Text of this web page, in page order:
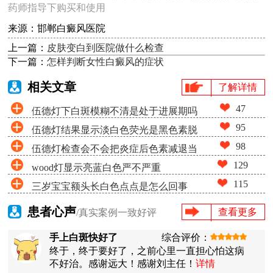
药师指导下购买和使用
来源：邯郸白癜风医院
上一篇： 皮肤变白到医院做什么检查
下一篇：怎样判断女性白癜风的症状
相关文章 了解详情
伍德灯下白斑模糊不清是处于进展期吗 47
伍德灯结果显示淡白色荧光是黑色素脱
失很少吗
95
伍德灯检查会不会把炎症后色素减退当
成白癜风
98
wood灯显示亮蓝白色严不严重 129
三岁宝宝额头长白色点点是怎么回事 115
患者心声/真实案例一致好评 查看更多
手上白斑快好了
综合评价：
终于，终于要好了，之前心里一直担心怕这病
不好治。感谢远大！感谢刘主任！详情